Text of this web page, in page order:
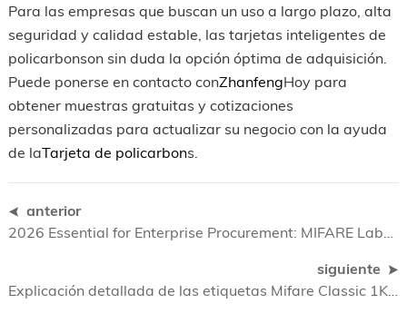
Para las empresas que buscan un uso a largo plazo, alta
seguridad y calidad estable, las tarjetas inteligentes de
policarbonson sin duda la opción óptima de adquisición.
Puede ponerse en contacto conZhanfengHoy para
obtener muestras gratuitas y cotizaciones
personalizadas para actualizar su negocio con la ayuda
de laTarjeta de policarbons.
anterior
siguiente
Explicación detallada de las etiquetas Mifare Classic 1K: parámetros, usos y guía de adquisición comercial